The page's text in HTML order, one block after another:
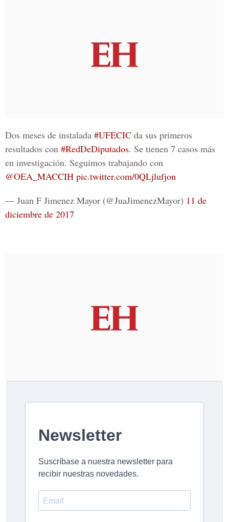
Dos meses de instalada #UFECIC da sus primeros
resultados con #RedDeDiputados. Se tienen 7 casos más
en investigación. Seguimos trabajando con
@OEA_MACCIH pic.twitter.com/0QLjlufjon
— Juan F Jimenez Mayor (@JuaJimenezMayor) 11 de
diciembre de 2017